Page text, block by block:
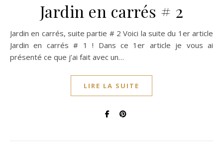
Jardin en carrés # 2
Jardin en carrés, suite partie # 2 Voici la suite du 1er article
Jardin en carrés # 1 ! Dans ce 1er article je vous ai
présenté ce que j’ai fait avec un…
LIRE LA SUITE